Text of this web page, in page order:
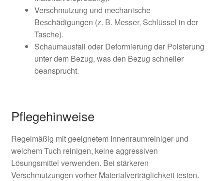
Verschmutzung und mechanische
Beschädigungen (z. B. Messer, Schlüssel in der
Tasche).
Schaumausfall oder Deformierung der Polsterung
unter dem Bezug, was den Bezug schneller
beansprucht.
Pflegehinweise
Regelmäßig mit geeignetem Innenraumreiniger und
weichem Tuch reinigen, keine aggressiven
Lösungsmittel verwenden. Bei stärkeren
Verschmutzungen vorher Materialverträglichkeit testen.